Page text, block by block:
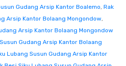
Gudang Arsip Kantor Boalemo, Rak
Arsip Kantor Bolaang Mongondow,
Arsip Kantor Bolaang Mongondow
Gudang Arsip Kantor Bolaang
Lubang Susun Gudang Arsip Kantor